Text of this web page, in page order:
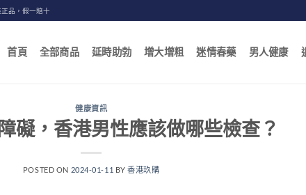
品，假一賠十
首頁 全部商品 延時助勃 增大增粗 迷情春藥 男人健康
健康資訊
礙，香港男性應該做哪些檢查？
POSTED ON 2024-01-11 BY香港玖購